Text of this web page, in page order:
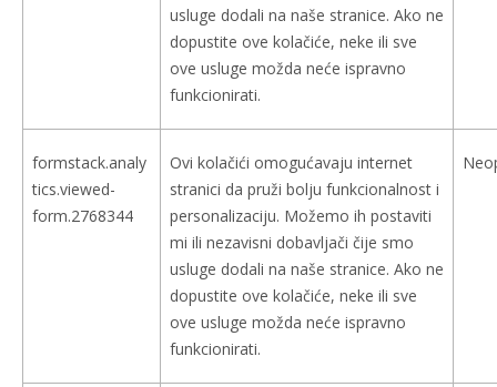
usluge dodali na naše stranice. Ako ne
dopustite ove kolačiće, neke ili sve
ove usluge možda neće ispravno
funkcionirati.
formstack.analy
tics.viewed-
form.2768344
Ovi kolačići omogućavaju internet
stranici da pruži bolju funkcionalnost i
personalizaciju. Možemo ih postaviti
mi ili nezavisni dobavljači čije smo
usluge dodali na naše stranice. Ako ne
dopustite ove kolačiće, neke ili sve
ove usluge možda neće ispravno
funkcionirati.